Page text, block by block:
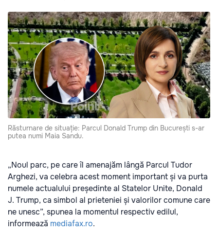
Răsturnare de situație: Parcul Donald Trump din București s-ar
putea numi Maia Sandu.
„Noul parc, pe care îl amenajăm lângă Parcul Tudor
Arghezi, va celebra acest moment important și va purta
numele actualului președinte al Statelor Unite, Donald
J. Trump, ca simbol al prieteniei și valorilor comune care
ne unesc”, spunea la momentul respectiv edilul,
informează mediafax.ro.